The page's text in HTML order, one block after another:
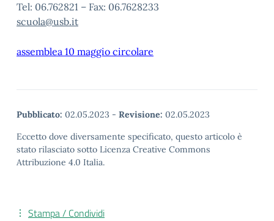
Tel: 06.762821 – Fax: 06.7628233
scuola@usb.it
assemblea 10 maggio circolare
Pubblicato: 02.05.2023 - Revisione: 02.05.2023
Eccetto dove diversamente specificato, questo articolo è
stato rilasciato sotto Licenza Creative Commons
Attribuzione 4.0 Italia.
Stampa / Condividi